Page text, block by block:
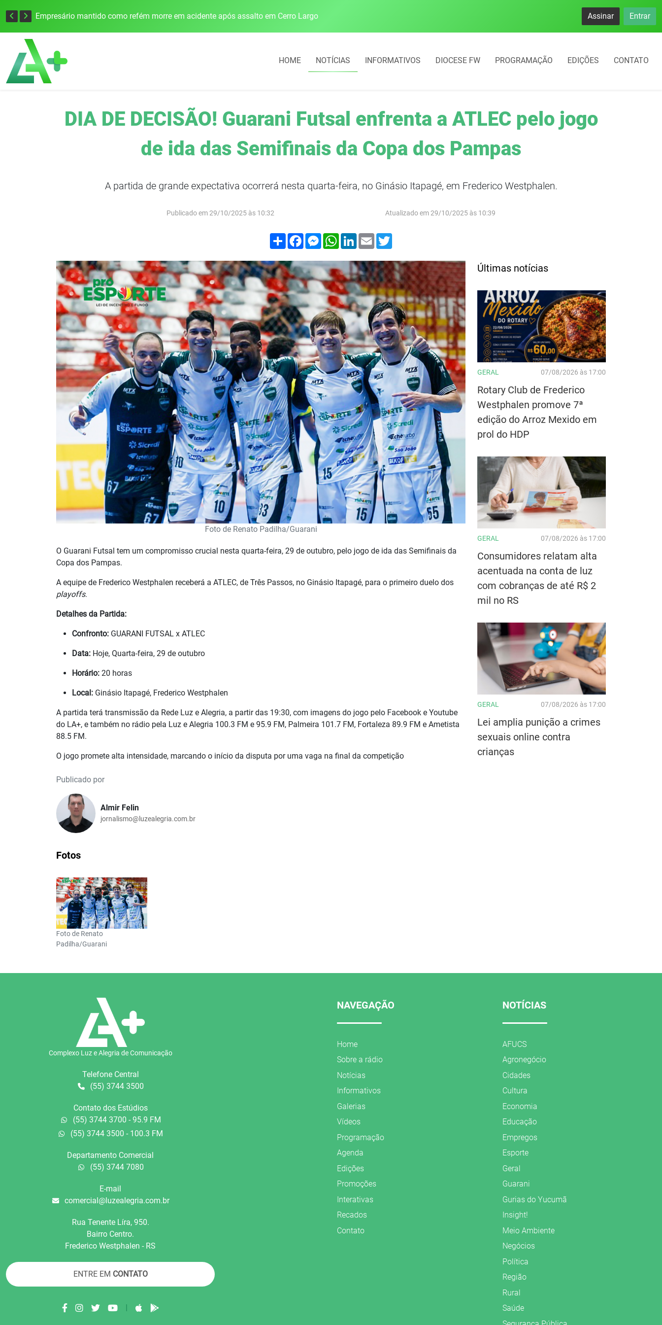
Empresário mantido como refém morre em acidente após assalto em Cerro Largo Cobrança do estacionamento rotativo começará em 10 dias em Frederico
Assinar Entrar
HOME NOTÍCIAS INFORMATIVOS DIOCESE FW PROGRAMAÇÃO EDIÇÕES CONTATO
DIA DE DECISÃO! Guarani Futsal enfrenta a ATLEC pelo jogo
de ida das Semifinais da Copa dos Pampas
A partida de grande expectativa ocorrerá nesta quarta-feira, no Ginásio Itapagé, em Frederico Westphalen.
Publicado em 29/10/2025 às 10:32 Atualizado em 29/10/2025 às 10:39
Compartilhar
FacebookMessenger
WhatsApp
LinkedIn
Email
Foto de Renato Padilha/Guarani
O Guarani Futsal tem um compromisso crucial nesta quarta-feira, 29 de outubro, pelo jogo de ida das Semifinais da
Copa dos Pampas.
A equipe de Frederico Westphalen receberá a ATLEC, de Três Passos, no Ginásio Itapagé, para o primeiro duelo dos
playoffs.
Detalhes da Partida:
Confronto: GUARANI FUTSAL x ATLEC
Data: Hoje, Quarta-feira, 29 de outubro
Horário: 20 horas
Local: Ginásio Itapagé, Frederico Westphalen
A partida terá transmissão da Rede Luz e Alegria, a partir das 19:30, com imagens do jogo pelo Facebook e Youtube
do LA+, e também no rádio pela Luz e Alegria 100.3 FM e 95.9 FM, Palmeira 101.7 FM, Fortaleza 89.9 FM e Ametista
88.5 FM.
O jogo promete alta intensidade, marcando o início da disputa por uma vaga na final da competição
Publicado por
Almir Felin
jornalismo@luzealegria.com.br
Fotos
Foto de Renato
Padilha/Guarani
Últimas notícias
GERAL 07/08/2026 às 17:00
Rotary Club de Frederico
Westphalen promove 7ª
edição do Arroz Mexido em
prol do HDP
GERAL 07/08/2026 às 17:00
Consumidores relatam alta
acentuada na conta de luz
com cobranças de até R$ 2
mil no RS
GERAL 07/08/2026 às 17:00
Lei amplia punição a crimes
sexuais online contra
crianças
Complexo Luz e Alegria de Comunicação
Telefone Central
(55) 3744 3500
Contato dos Estúdios
(55) 3744 3700 - 95.9 FM
(55) 3744 3500 - 100.3 FM
Departamento Comercial
(55) 3744 7080
E-mail
comercial@luzealegria.com.br
Rua Tenente Líra, 950.
Bairro Centro.
Frederico Westphalen - RS
ENTRE EM CONTATO
|
NAVEGAÇÃO
Home
Sobre a rádio
Notícias
Informativos
Galerias
Vídeos
Programação
Agenda
Edições
Promoções
Interativas
Recados
Contato
NOTÍCIAS
AFUCS
Agronegócio
Cidades
Cultura
Economia
Educação
Empregos
Esporte
Geral
Guarani
Gurias do Yucumã
Insight!
Meio Ambiente
Negócios
Política
Região
Rural
Saúde